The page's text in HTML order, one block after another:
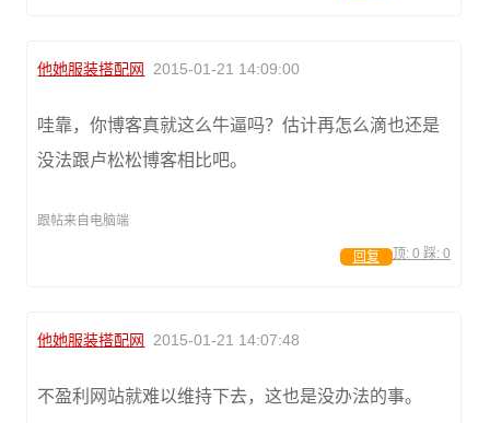
他她服装搭配网 2015-01-21 14:09:00
哇靠，你博客真就这么牛逼吗？估计再怎么滴也还是
没法跟卢松松博客相比吧。
跟帖来自电脑端
顶: 0 踩: 0
回复
他她服装搭配网 2015-01-21 14:07:48
不盈利网站就难以维持下去，这也是没办法的事。